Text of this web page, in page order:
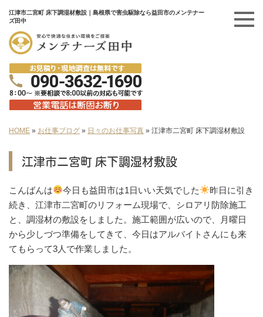
江津市二宮町 床下調湿材敷設｜島根県で害虫駆除なら益田市のメンテナー
ズ田中
HOME » お仕事ブログ » 日々のお仕事写真 » 江津市二宮町 床下調湿材敷設
江津市二宮町 床下調湿材敷設
こんばんは 今日も益田市は1日いい天気でした
昨日に引き
続き、江津市二宮町のリフォーム現場で、シロアリ防除施工
と、調湿材の敷設をしました。施工範囲が広いので、月曜日
から少しづつ準備をしてきて、今日はアルバイトさんにも来
てもらって3人で作業しました。